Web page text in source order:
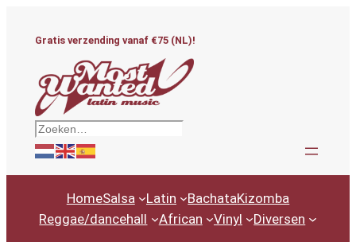
Gratis verzending vanaf €75 (NL)!
Zoeken
HomeSalsa Latin BachataKizomba
Reggae/dancehall
African Vinyl Diversen